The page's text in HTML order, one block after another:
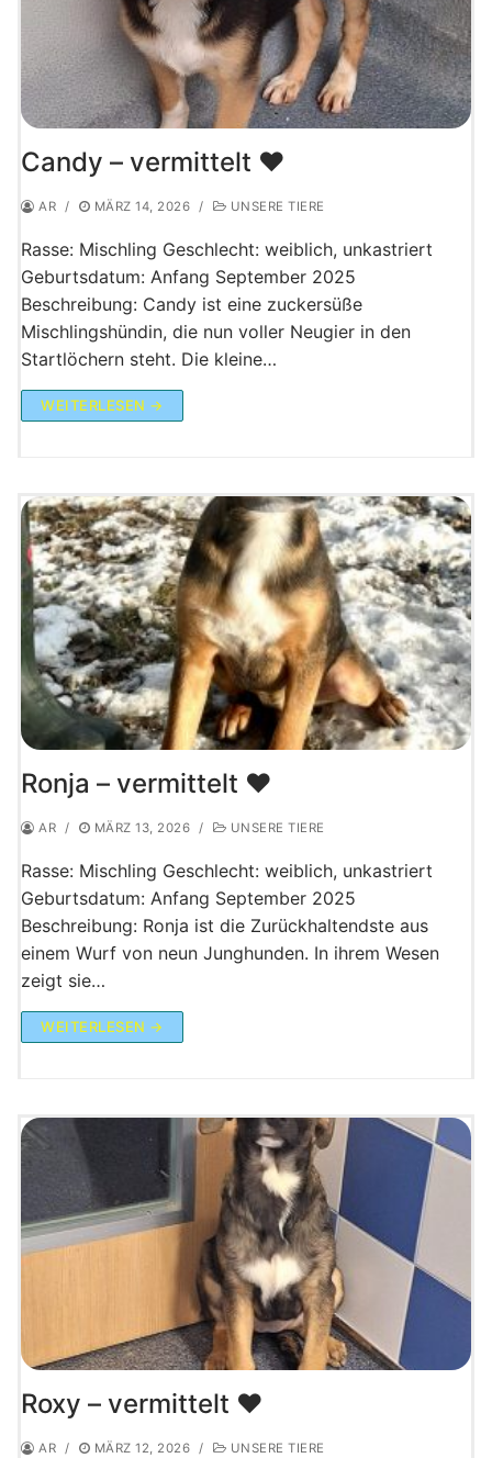
Candy – vermittelt ♥️
AR / MÄRZ 14, 2026 / UNSERE TIERE
Rasse: Mischling Geschlecht: weiblich, unkastriert
Geburtsdatum: Anfang September 2025
Beschreibung: Candy ist eine zuckersüße
Mischlingshündin, die nun voller Neugier in den
Startlöchern steht. Die kleine…
WEITERLESEN →
Ronja – vermittelt ♥️
AR / MÄRZ 13, 2026 / UNSERE TIERE
Rasse: Mischling Geschlecht: weiblich, unkastriert
Geburtsdatum: Anfang September 2025
Beschreibung: Ronja ist die Zurückhaltendste aus
einem Wurf von neun Junghunden. In ihrem Wesen
zeigt sie…
WEITERLESEN →
Roxy – vermittelt ♥️
AR / MÄRZ 12, 2026 / UNSERE TIERE